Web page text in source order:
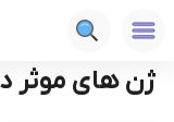
دوره ها علوم پزشکی
ژن های موثر